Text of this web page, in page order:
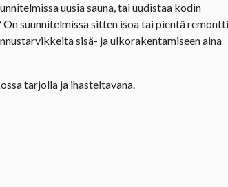
uusia sauna, tai uudistaa kodin
suunnitelmissa sitten isoa tai pientä
sisä- ja ulkorakentamiseen aina
tarjolla ja ihasteltavana.